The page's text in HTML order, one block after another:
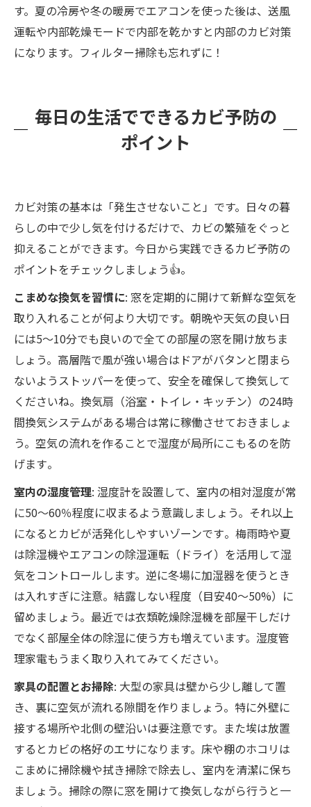
す。夏の冷房や冬の暖房でエアコンを使った後は、送風
運転や内部乾燥モードで内部を乾かすと内部のカビ対策
になります。フィルター掃除も忘れずに！
毎日の生活でできるカビ予防の
ポイント
カビ対策の基本は「発生させないこと」です。日々の暮
らしの中で少し気を付けるだけで、カビの繁殖をぐっと
抑えることができます。今日から実践できるカビ予防の
ポイントをチェックしましょう👍。
こまめな換気を習慣に: 窓を定期的に開けて新鮮な空気を
取り入れることが何より大切です。朝晩や天気の良い日
には5〜10分でも良いので全ての部屋の窓を開け放ちま
しょう。高層階で風が強い場合はドアがバタンと閉まら
ないようストッパーを使って、安全を確保して換気して
くださいね。換気扇（浴室・トイレ・キッチン）の24時
間換気システムがある場合は常に稼働させておきましょ
う。空気の流れを作ることで湿度が局所にこもるのを防
げます​。
室内の湿度管理: 湿度計を設置して、室内の相対湿度が常
に50〜60％程度に収まるよう意識しましょう。それ以上
になるとカビが活発化しやすいゾーンです​。梅雨時や夏
は除湿機やエアコンの除湿運転（ドライ）を活用して湿
気をコントロールします。逆に冬場に加湿器を使うとき
は入れすぎに注意。結露しない程度（目安40〜50%）に
留めましょう。最近では衣類乾燥除湿機を部屋干しだけ
でなく部屋全体の除湿に使う方も増えています。湿度管
理家電もうまく取り入れてみてください。
家具の配置とお掃除: 大型の家具は壁から少し離して置
き、裏に空気が流れる隙間を作りましょう。特に外壁に
接する場所や北側の壁沿いは要注意です。また埃は放置
するとカビの格好のエサになります。床や棚のホコリは
こまめに掃除機や拭き掃除で除去し、室内を清潔に保ち
ましょう。掃除の際に窓を開けて換気しながら行うと一